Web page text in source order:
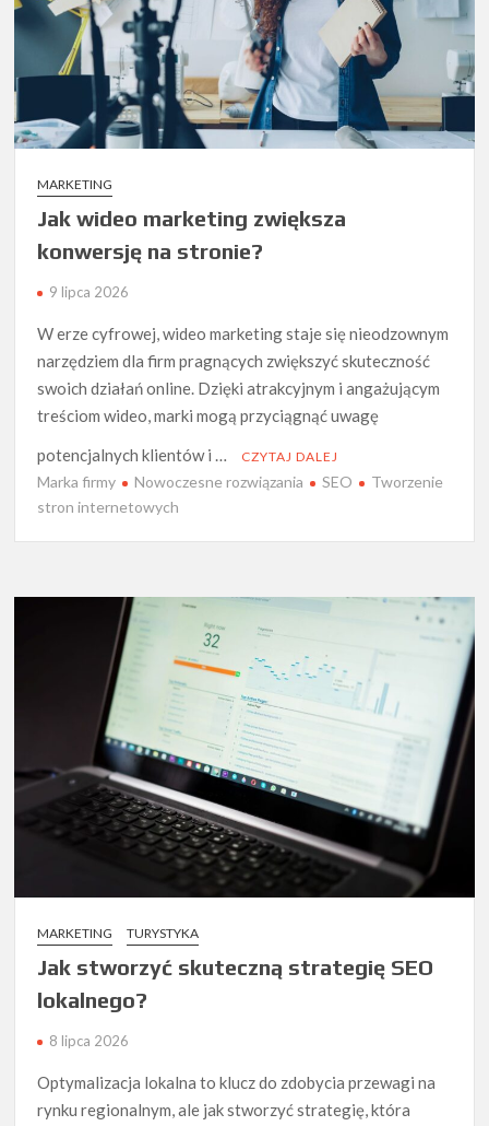
MARKETING
Jak wideo marketing zwiększa
konwersję na stronie?
9 lipca 2026
W erze cyfrowej, wideo marketing staje się nieodzownym
narzędziem dla firm pragnących zwiększyć skuteczność
swoich działań online. Dzięki atrakcyjnym i angażującym
treściom wideo, marki mogą przyciągnąć uwagę
potencjalnych klientów i …
CZYTAJ DALEJ
Marka firmy Nowoczesne rozwiązania SEO
Tworzenie
stron internetowych
MARKETING TURYSTYKA
Jak stworzyć skuteczną strategię SEO
lokalnego?
8 lipca 2026
Optymalizacja lokalna to klucz do zdobycia przewagi na
rynku regionalnym, ale jak stworzyć strategię, która